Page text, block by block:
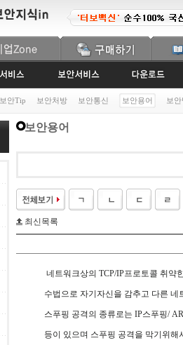
보안Tip 보안처방 보안통신 보안용어 보
보안용어
최신목록
네트워크상의 TCP/IP프로토콜 취약
수법으로 자기자신을 감추고 다른 네
스푸핑 공격의 종류로는 IP스푸핑/
등이 있으며 스푸핑 공격을 막기위해